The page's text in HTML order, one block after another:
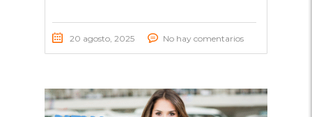
20 agosto, 2025 No hay comentarios